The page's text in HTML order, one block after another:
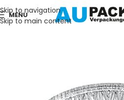
Skip to navigation
Skip to main content
MENU